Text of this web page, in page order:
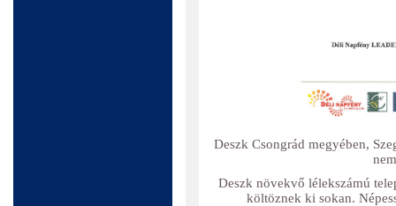
Deszk Csongrád megyében,
Deszk növekvő lélekszámú
költöznek ki sokan.